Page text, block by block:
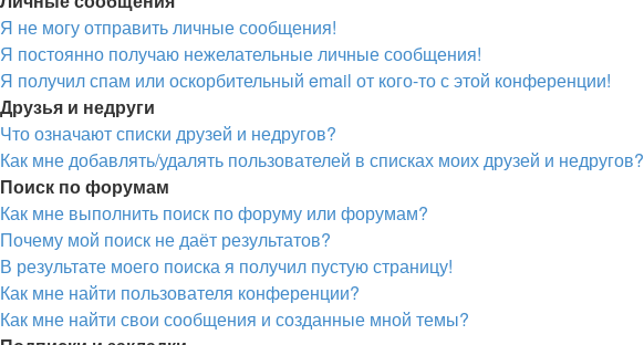
Я не могу отправить личные сообщения!
Я постоянно получаю нежелательные личные сообщения!
Я получил спам или оскорбительный email от кого-то с этой конференции!
Друзья и недруги
Что означают списки друзей и недругов?
Как мне добавлять/удалять пользователей в списках моих друзей и недругов?
Поиск по форумам
Как мне выполнить поиск по форуму или форумам?
Почему мой поиск не даёт результатов?
В результате моего поиска я получил пустую страницу!
Как мне найти пользователя конференции?
Как мне найти свои сообщения и созданные мной темы?